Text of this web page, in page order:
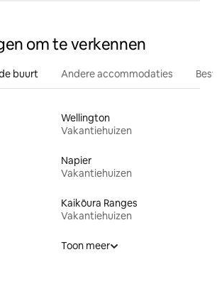
om te verkennen
buurt Andere accommodaties
Wellington
Vakantiehuizen
Napier
Vakantiehuizen
Kaikōura Ranges
Vakantiehuizen
Toon meer